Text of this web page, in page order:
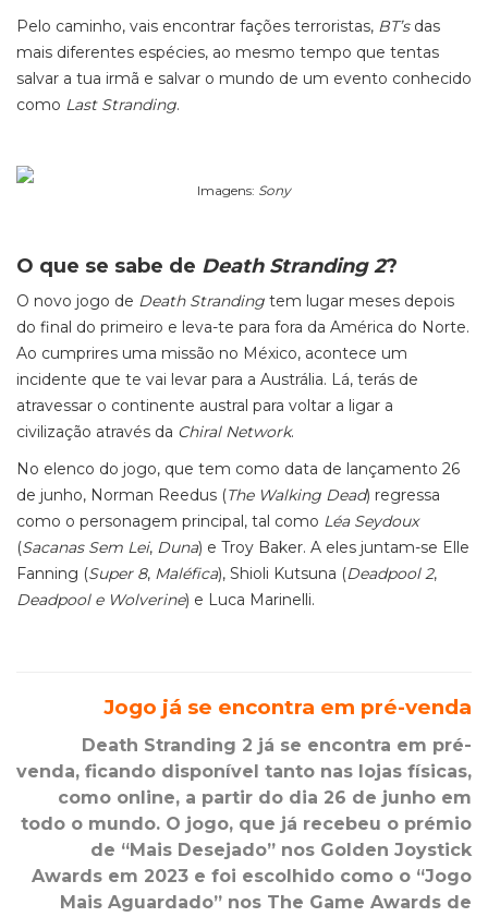
Pelo caminho, vais encontrar fações terroristas, BT’sdas
mais diferentes espécies, ao mesmo tempo que tentas
salvar a tua irmã e salvar o mundo de um evento conhecido
como Last Stranding.
Imagens: Sony
O que se sabe de Death Stranding 2?
O novo jogo de Death Stranding tem lugar meses depois
do final do primeiro e leva-te para fora da América do Norte.
Ao cumprires uma missão no México, acontece um
incidente que te vai levar para a Austrália. Lá, terás de
atravessar o continente austral para voltar a ligar a
civilização através da Chiral Network.
No elenco do jogo, que tem como data de lançamento 26
de junho, Norman Reedus (The Walking Dead) regressa
como o personagem principal, tal como Léa Seydoux
(Sacanas Sem Lei, Duna) e Troy Baker. A eles juntam-se Elle
Fanning (Super 8, Maléfica), Shioli Kutsuna (Deadpool 2,
Deadpool e Wolverine) e Luca Marinelli.
Jogo já se encontra em pré-venda
Death Stranding 2 já se encontra em pré-
venda, ficando disponível tanto nas lojas físicas,
como online, a partir do dia 26 de junho em
todo o mundo. O jogo, que já recebeu o prémio
de “Mais Desejado” nos Golden Joystick
Awards em 2023 e foi escolhido como o “Jogo
Mais Aguardado” nos The Game Awards de